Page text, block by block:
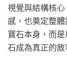
視覺與結構核
感，也奠定整
寶石本身，而
石成為真正的敘